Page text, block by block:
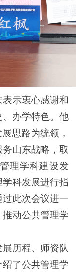
示衷心感谢和
办学特色。他
思路为统领，
山东战略，取
理学科建设发
科发展进行指
此次会议进一
动公共管理学
历程、师资队
了公共管理学